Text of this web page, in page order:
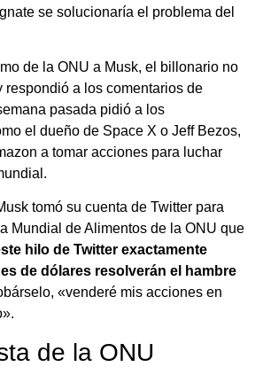
se solucionaría el problema del
de la ONU a Musk, el billonario no
respondió a los comentarios de
pasada pidió a los
el dueño de Space X o Jeff Bezos,
a tomar acciones para luchar
tomó su cuenta de Twitter para
Mundial de Alimentos de la ONU que
hilo de Twitter exactamente
de dólares resolverán el hambre
«venderé mis acciones en
de la ONU